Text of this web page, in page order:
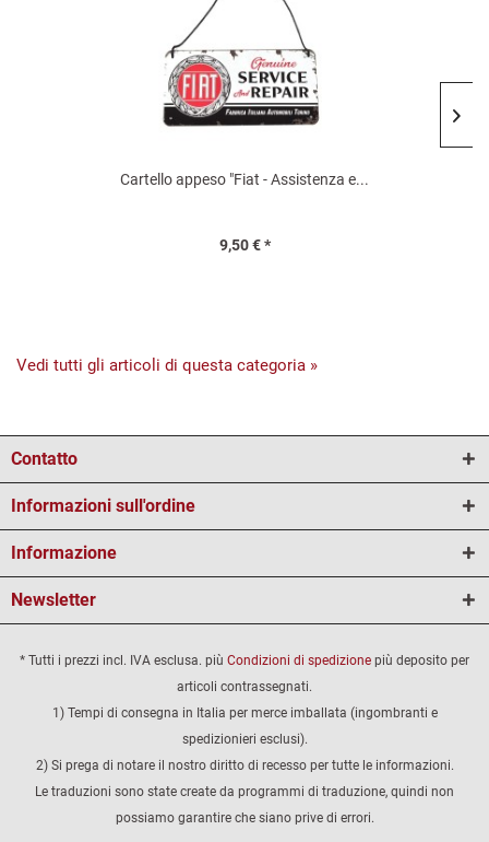
Cartello appeso "Fiat - Assistenza e...
9,50 € *
Vedi tutti gli articoli di questa categoria »
Contatto
Informazioni sull'ordine
Informazione
Newsletter
* Tutti i prezzi incl. IVA esclusa. più Condizioni di spedizione più deposito per
articoli contrassegnati.
1) Tempi di consegna in Italia per merce imballata (ingombranti e
spedizionieri esclusi).
2) Si prega di notare il nostro diritto di recesso per tutte le informazioni.
Le traduzioni sono state create da programmi di traduzione, quindi non
possiamo garantire che siano prive di errori.